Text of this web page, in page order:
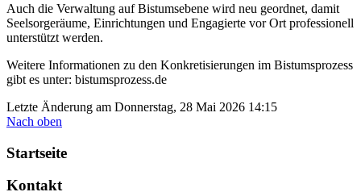
Auch die Verwaltung auf Bistumsebene wird neu geordnet, damit
Seelsorgeräume, Einrichtungen und Engagierte vor Ort professionell
unterstützt werden.
Weitere Informationen zu den Konkretisierungen im Bistumsprozess
gibt es unter: bistumsprozess.de
Letzte Änderung am Donnerstag, 28 Mai 2026 14:15
Nach oben
Startseite
Kontakt